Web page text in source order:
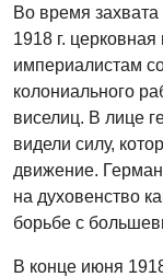
Во время
1918 г.
империалистам
колониального
виселиц. В лице
видели силу,
движение.
на духовенство
борьбе с
В конце июня